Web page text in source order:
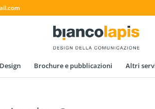
Brochure e pubblicazioni Altri